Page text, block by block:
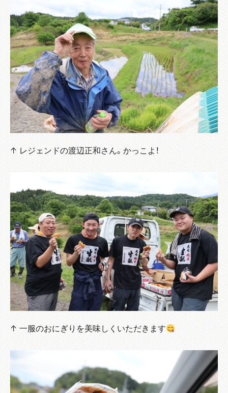
↑ レジェンドの渡辺正和さん。かっこよ！
↑ 一服のおにぎりを美味しくいただきます